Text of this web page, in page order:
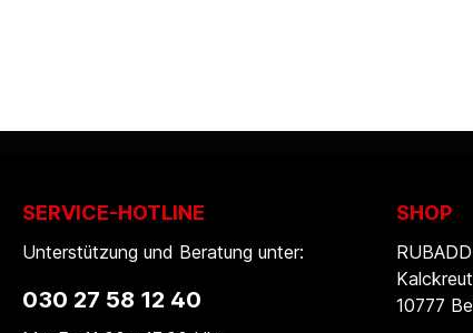
SHOP
10777
SERVICE-HOTLINE
Unterstützung und Beratung unter:
030 27 58 12 40